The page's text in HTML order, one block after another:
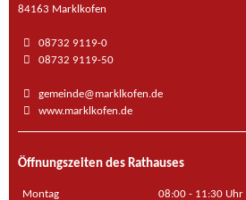
84163 Marklkofen
08732 9119-0
08732 9119-50
gemeinde@marklkofen.de
www.marklkofen.de
Öffnungszeiten des Rathauses
Montag 08:00 - 11:30 Uhr